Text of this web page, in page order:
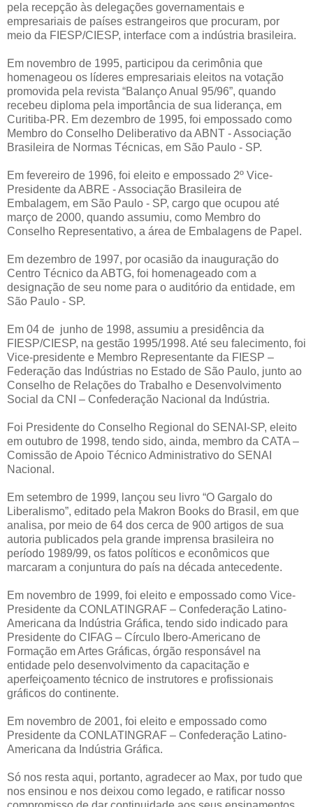
pela recepção às delegações governamentais e
empresariais de países estrangeiros que procuram, por
meio da FIESP/CIESP, interface com a indústria brasileira.
Em novembro de 1995, participou da cerimônia que
homenageou os líderes empresariais eleitos na votação
promovida pela revista “Balanço Anual 95/96”, quando
recebeu diploma pela importância de sua liderança, em
Curitiba-PR. Em dezembro de 1995, foi empossado como
Membro do Conselho Deliberativo da ABNT - Associação
Brasileira de Normas Técnicas, em São Paulo - SP.
Em fevereiro de 1996, foi eleito e empossado 2º Vice-
Presidente da ABRE - Associação Brasileira de
Embalagem, em São Paulo - SP, cargo que ocupou até
março de 2000, quando assumiu, como Membro do
Conselho Representativo, a área de Embalagens de Papel.
Em dezembro de 1997, por ocasião da inauguração do
Centro Técnico da ABTG, foi homenageado com a
designação de seu nome para o auditório da entidade, em
São Paulo - SP.
Em 04 de junho de 1998, assumiu a presidência da
FIESP/CIESP, na gestão 1995/1998. Até seu falecimento, foi
Vice-presidente e Membro Representante da FIESP –
Federação das Indústrias no Estado de São Paulo, junto ao
Conselho de Relações do Trabalho e Desenvolvimento
Social da CNI – Confederação Nacional da Indústria.
Foi Presidente do Conselho Regional do SENAI-SP, eleito
em outubro de 1998, tendo sido, ainda, membro da CATA –
Comissão de Apoio Técnico Administrativo do SENAI
Nacional.
Em setembro de 1999, lançou seu livro “O Gargalo do
Liberalismo”, editado pela Makron Books do Brasil, em que
analisa, por meio de 64 dos cerca de 900 artigos de sua
autoria publicados pela grande imprensa brasileira no
período 1989/99, os fatos políticos e econômicos que
marcaram a conjuntura do país na década antecedente.
Em novembro de 1999, foi eleito e empossado como Vice-
Presidente da CONLATINGRAF – Confederação Latino-
Americana da Indústria Gráfica, tendo sido indicado para
Presidente do CIFAG – Círculo Ibero-Americano de
Formação em Artes Gráficas, órgão responsável na
entidade pelo desenvolvimento da capacitação e
aperfeiçoamento técnico de instrutores e profissionais
gráficos do continente.
Em novembro de 2001, foi eleito e empossado como
Presidente da CONLATINGRAF – Confederação Latino-
Americana da Indústria Gráfica.
Só nos resta aqui, portanto, agradecer ao Max, por tudo que
nos ensinou e nos deixou como legado, e ratificar nosso